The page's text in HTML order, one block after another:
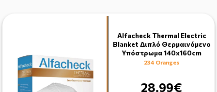
Alfacheck Thermal Electric
Blanket Διπλό Θερμαινόμενο
Υπόστρωμα 140x160cm
234 Oranges
28.99€